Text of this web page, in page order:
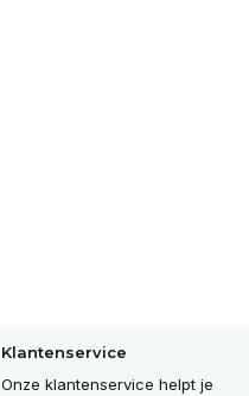
Klantenservice
Onze klantenservice helpt je